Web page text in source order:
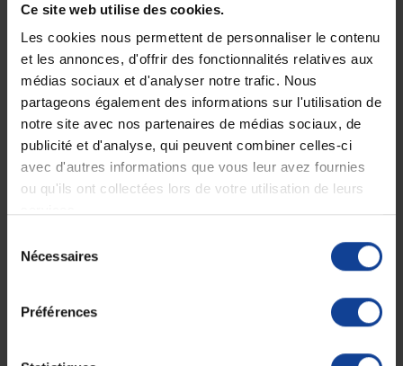
Ce site web utilise des cookies.
Les cookies nous permettent de personnaliser le contenu
et les annonces, d'offrir des fonctionnalités relatives aux
médias sociaux et d'analyser notre trafic. Nous
partageons également des informations sur l'utilisation de
notre site avec nos partenaires de médias sociaux, de
publicité et d'analyse, qui peuvent combiner celles-ci
avec d'autres informations que vous leur avez fournies
ou qu'ils ont collectées lors de votre utilisation de leurs
Nécessaires
Préférences
Description
Ces embouts auriculaires jetables Braun sont spécialement conçus
pour une prise de température par voie auriculaire, alliant précision,
hygiène et confort. Leur usage unique permet une insertion en douceur
dans l’oreille, assurant une mesure fiable, même en cas de fièvre.
Certifiés par Braun, ces dispositifs médicaux sans BPA ni latex
minimisent les risques d’allergies et conviennent à toute la famille :
bébés, enfants et adultes. Leur flexibilité permet une utilisation
confortable sans compromettre la performance des thermomètres
électroniques à sonde souple.
Compatibilité :
s'adapte à tous les thermomètres Braun, dont
"Thermoscan 7 avec fonction Age Precision Référence IRT6520".
•Technologie brevetée ExacTemp™ avec embout préchauffé pour une
conduit auditif.